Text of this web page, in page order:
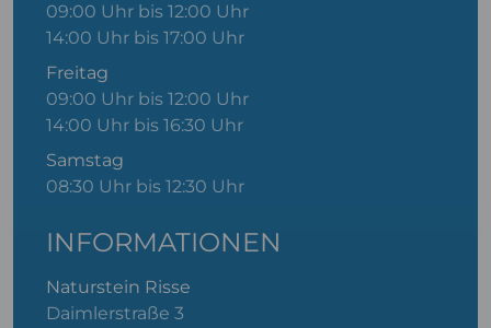
09:00 Uhr bis 12:00 Uhr
14:00 Uhr bis 17:00 Uhr
Freitag
09:00 Uhr bis 12:00 Uhr
14:00 Uhr bis 16:30 Uhr
Samstag
08:30 Uhr bis 12:30 Uhr
INFORMATIONEN
Naturstein Risse
Daimlerstraße 3